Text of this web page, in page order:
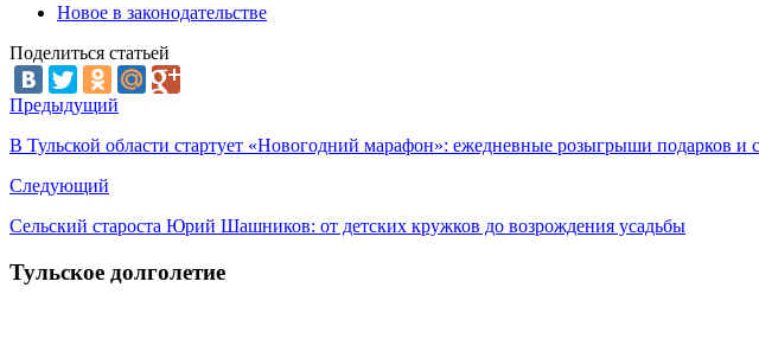
Новое в законодательстве
Поделиться статьей
Предыдущий
В Тульской области стартует «Новогодний марафон»: ежедневные розыгрыши подарков и
Следующий
Сельский староста Юрий Шашников: от детских кружков до возрождения усадьбы
Тульское долголетие